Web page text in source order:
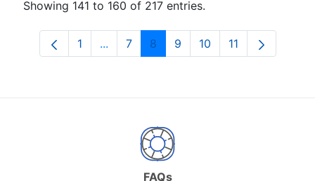
Showing 141 to 160 of 217 entries.
Page
1 ...Intermediate Pages Use TAB to
Page
7 Page
8 Page
9 Page
10 Page
11
FAQs